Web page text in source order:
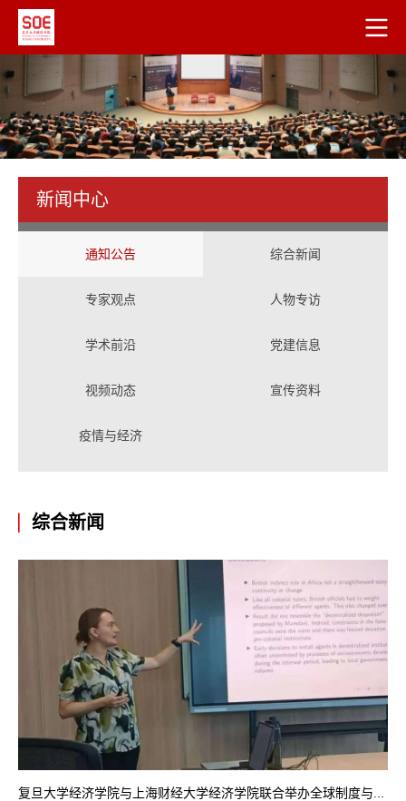
新闻中心
通知公告 综合新闻
专家观点 人物专访
学术前沿 党建信息
视频动态 宣传资料
疫情与经济
综合新闻
复旦大学经济学院与上海财经大学经济学院联合举办全球制度与...